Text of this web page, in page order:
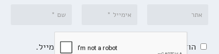
הודע לי על תגובות נוספות באמצעות האימייל.